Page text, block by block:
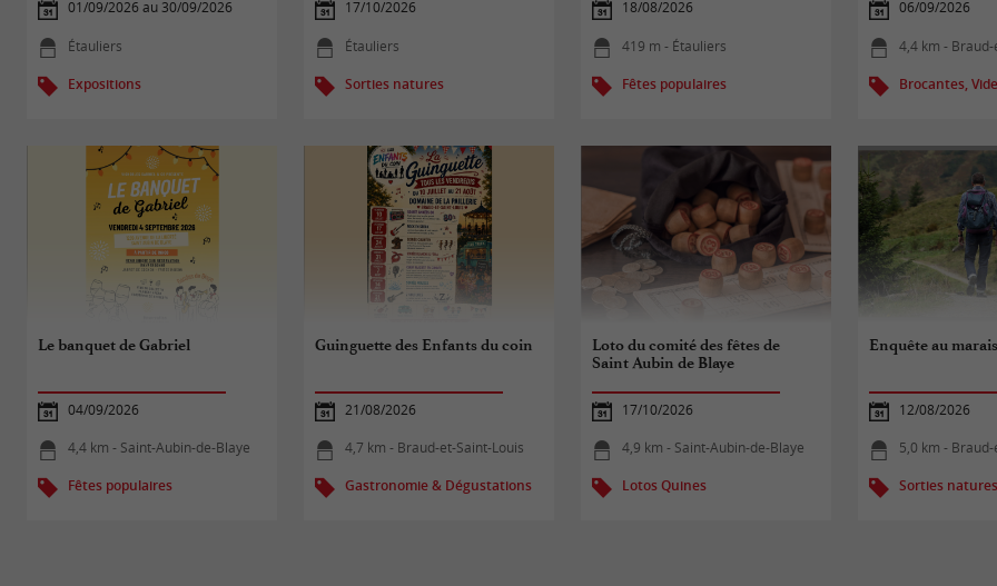
01/09/2026 au 30/09/2026
Étauliers
Expositions
17/10/2026
Étauliers
Sorties natures
18/08/2026
419 m - Étauliers
Fêtes populaires
06/09/2026
4,4 km -
Brocantes,
Le banquet de Gabriel
04/09/2026
4,4 km - Saint-Aubin-de-Blaye
Fêtes populaires
Guinguette des Enfants du coin
21/08/2026
4,7 km - Braud-et-Saint-Louis
Gastronomie & Dégustations
Loto du comité des fêtes de
Saint Aubin de Blaye
17/10/2026
4,9 km - Saint-Aubin-de-Blaye
Lotos Quines
Enquête au marais
12/08/2026
5,0 km -
Sorties natures